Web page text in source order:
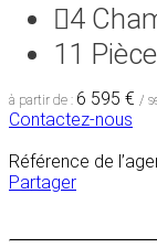
4
11
à partir de : 6 595 € /
Contactez-nous
Référence de
Partager